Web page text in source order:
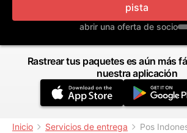
pista
abrir una oferta de socio
Rastrear tus paquetes es aún más
nuestra aplicación
Inicio Servicios de entrega Pos